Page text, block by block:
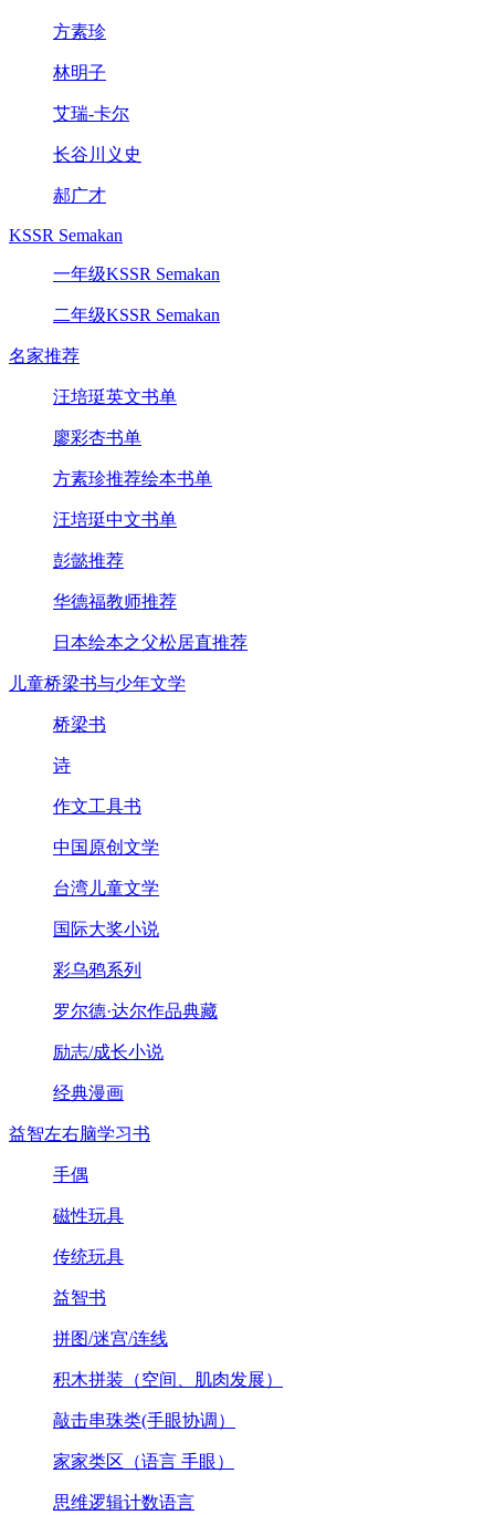
方素珍
林明子
艾瑞-卡尔
长谷川义史
郝广才
KSSR Semakan
一年级KSSR Semakan
二年级KSSR Semakan
名家推荐
汪培珽英文书单
廖彩杏书单
方素珍推荐绘本书单
汪培珽中文书单
彭懿推荐
华德福教师推荐
日本绘本之父松居直推荐
儿童桥梁书与少年文学
桥梁书
诗
作文工具书
中国原创文学
台湾儿童文学
国际大奖小说
彩乌鸦系列
罗尔德·达尔作品典藏
励志/成长小说
经典漫画
益智左右脑学习书
手偶
磁性玩具
传统玩具
益智书
拼图/迷宫/连线
积木拼装（空间、肌肉发展）
敲击串珠类(手眼协调）
家家类区（语言 手眼）
思维逻辑计数语言